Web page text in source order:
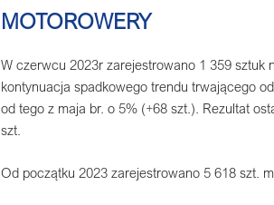
MOTOROWERY
W czerwcu 2023r zarejestrowano 1 359
kontynuacja spadkowego trendu trwającego
od tego z maja br. o 5% (+68 szt.). Rezultat
szt.
Od początku 2023 zarejestrowano 5 618 szt.